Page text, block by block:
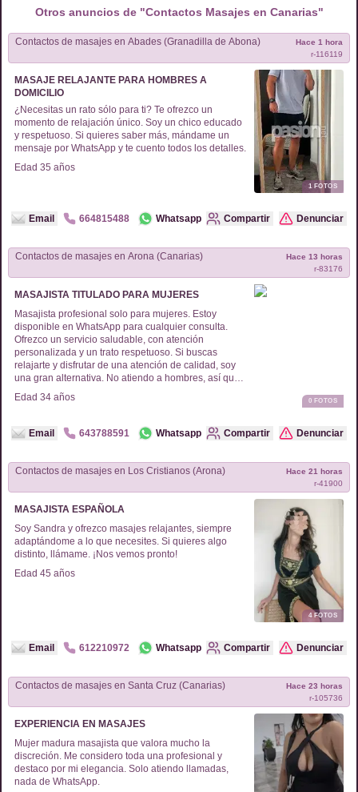
Otros anuncios de "Contactos Masajes en Canarias"
Contactos de masajes en Abades (Granadilla de Abona)
r-116119
Hace 1 hora
MASAJE RELAJANTE PARA HOMBRES A
DOMICILIO
¿Necesitas un rato sólo para ti? Te ofrezco un
momento de relajación único. Soy un chico educado
y respetuoso. Si quieres saber más, mándame un
mensaje por WhatsApp y te cuento todos los detalles.
Edad 35 años
1FOTOS
Email 664815488 Whatsapp Compartir Denunciar
Contactos de masajes en Arona (Canarias)
r-83176
Hace 13 horas
MASAJISTA TITULADO PARA MUJERES
Masajista profesional solo para mujeres. Estoy
disponible en WhatsApp para cualquier consulta.
Ofrezco un servicio saludable, con atención
personalizada y un trato respetuoso. Si buscas
relajarte y disfrutar de una atención de calidad, soy
una gran alternativa. No atiendo a hombres, así que
este espacio es exclusivo para ellas. Si te interesa,
no dudes en contactar. ¡Estoy aquí para ayudarte a
Edad 34 años 0 FOTOS
Email 643788591 Whatsapp Compartir Denunciar
Contactos de masajes en Los Cristianos (Arona)
r-41900
Hace 21 horas
MASAJISTA ESPAÑOLA
Soy Sandra y ofrezco masajes relajantes, siempre
adaptándome a lo que necesites. Si quieres algo
distinto, llámame. ¡Nos vemos pronto!
Edad 45 años
4FOTOS
Email 612210972 Whatsapp Compartir Denunciar
Contactos de masajes en Santa Cruz (Canarias)
r-105736
Hace 23 horas
EXPERIENCIA EN MASAJES
Mujer madura masajista que valora mucho la
discreción. Me considero toda una profesional y
destaco por mi elegancia. Solo atiendo llamadas,
nada de WhatsApp.